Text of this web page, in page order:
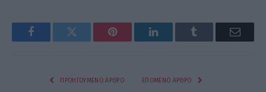
FacebookTwitter Pinterest LinkedInTumblr Email
ΠΡΟΗΓΟΎΜΕΝΟ ΆΡΘΡΟ ΕΠΌΜΕΝΟ ΆΡΘΡΟ